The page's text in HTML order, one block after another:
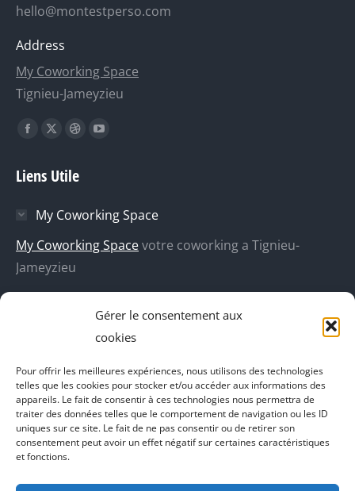
Gérer le consentement aux
cookies
Pour offrir les meilleures expériences, nous utilisons des technologies
telles que les cookies pour stocker et/ou accéder aux informations des
appareils. Le fait de consentir à ces technologies nous permettra de
traiter des données telles que le comportement de navigation ou les ID
uniques sur ce site. Le fait de ne pas consentir ou de retirer son
consentement peut avoir un effet négatif sur certaines caractéristiques
et fonctions.
hello@montestperso.com
Address
My Coworking Space
Tignieu-Jameyzieu
Trouvez nous sur :
La
Facebook
dans
une
nouvelle
La
X
dans
une
nouvelle
La
Dribble
dans
une
nouvelle
La
dans
une
Liens Utile
My Coworking Space
My Coworking Spacevotre coworking a Tignieu-
Jameyzieu
Agence de communication Akinai
Vecteur de croissance
L'instant Ki
Il parlent de vous